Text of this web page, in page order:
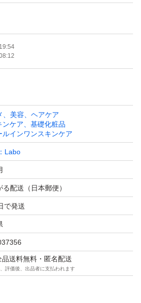
エンリッチリフト EX R
す。
になってます。
、美容、ヘアケア
ンケア、基礎化粧品
ルインワンスキンケア
Labo
る配送（日本郵便）
で発送
送料無料・匿名配送
評価後、出品者に支払われます